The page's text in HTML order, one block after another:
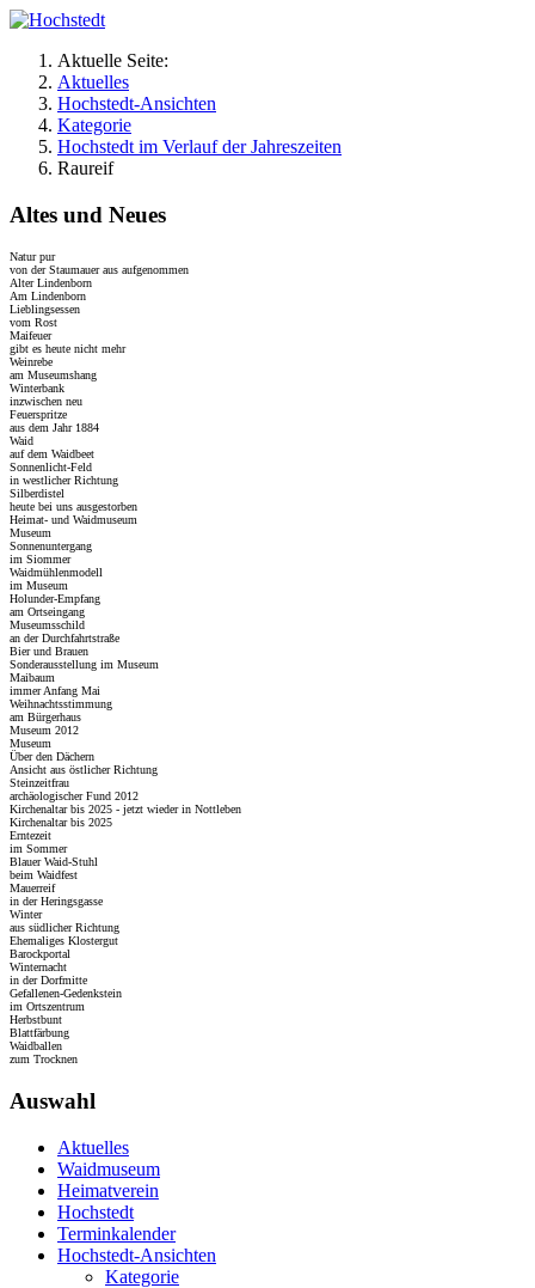
Aktuelle Seite:
Aktuelles
Hochstedt-Ansichten
Kategorie
Hochstedt im Verlauf der Jahreszeiten
Raureif
Altes und Neues
Natur pur
von der Staumauer aus aufgenommen
Alter Lindenborn
Am Lindenborn
Lieblingsessen
vom Rost
Maifeuer
gibt es heute nicht mehr
Weinrebe
am Museumshang
Winterbank
inzwischen neu
Feuerspritze
aus dem Jahr 1884
Waid
auf dem Waidbeet
Sonnenlicht-Feld
in westlicher Richtung
Silberdistel
heute bei uns ausgestorben
Heimat- und Waidmuseum
Museum
Sonnenuntergang
im Siommer
Waidmühlenmodell
im Museum
Holunder-Empfang
am Ortseingang
Museumsschild
an der Durchfahrtstraße
Bier und Brauen
Sonderausstellung im Museum
Maibaum
immer Anfang Mai
Weihnachtsstimmung
am Bürgerhaus
Museum 2012
Museum
Über den Dächern
Ansicht aus östlicher Richtung
Steinzeitfrau
archäologischer Fund 2012
Kirchenaltar bis 2025 - jetzt wieder in Nottleben
Kirchenaltar bis 2025
Erntezeit
im Sommer
Blauer Waid-Stuhl
beim Waidfest
Mauerreif
in der Heringsgasse
Winter
aus südlicher Richtung
Ehemaliges Klostergut
Barockportal
Winternacht
in der Dorfmitte
Gefallenen-Gedenkstein
im Ortszentrum
Herbstbunt
Blattfärbung
Waidballen
zum Trocknen
Auswahl
Aktuelles
Waidmuseum
Heimatverein
Hochstedt
Terminkalender
Hochstedt-Ansichten
Kategorie